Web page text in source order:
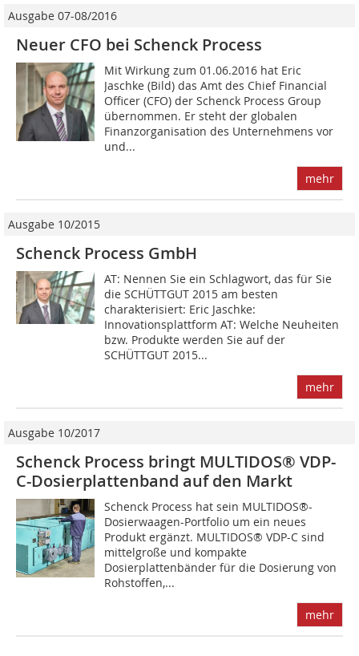
Ausgabe 07-08/2016
Neuer CFO bei Schenck Process
Mit Wirkung zum 01.06.2016 hat Eric
Jaschke (Bild) das Amt des Chief Financial
Officer (CFO) der Schenck Process Group
übernommen. Er steht der globalen
Finanzorganisation des Unternehmens vor
und...
mehr
Ausgabe 10/2015
Schenck Process GmbH
AT: Nennen Sie ein Schlagwort, das für Sie
die SCHÜTTGUT 2015 am besten
charakterisiert: Eric Jaschke:
Innovationsplattform AT: Welche Neuheiten
bzw. Produkte werden Sie auf der
SCHÜTTGUT 2015...
mehr
Ausgabe 10/2017
Schenck Process bringt MULTIDOS® VDP-
C-Dosierplattenband auf den Markt
Schenck Process hat sein MULTIDOS®-
Dosierwaagen-Portfolio um ein neues
Produkt ergänzt. MULTIDOS® VDP-C sind
mittelgroße und kompakte
Dosierplattenbänder für die Dosierung von
Rohstoffen,...
mehr